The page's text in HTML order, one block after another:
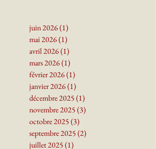
juin 2026 (1)1 post
mai 2026(1)1 post
avril 2026(1)1 post
mars 2026(1)1 post
février 2026(1)1 post
janvier 2026(1)1 post
décembre 2025(1)
novembre 2025(3)3 posts
octobre 2025 (3)